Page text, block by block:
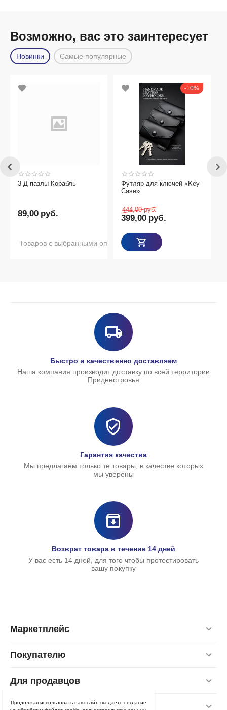
Возможно, вас это заинтересует
Новинки Самые популярные
3-Д пазлы Корабль
89,00 руб.
Товаров с выбранными опциями нет в наличии
10%
Футляр для ключей «Key
Case»
444,00 руб.
399,00 руб.
Быстро и качественно доставляем
Наша компания производит доставку по всей территории
Приднестровья
Гарантия качества
Мы предлагаем только те товары, в качестве которых
мы уверены
Возврат товара в течение 14 дней
У вас есть 14 дней, для того чтобы протестировать
вашу покупку
Маркетплейс
Покупателю
Для продавцов
Контакты
Продолжая использовать наш сайт, вы даете согласие